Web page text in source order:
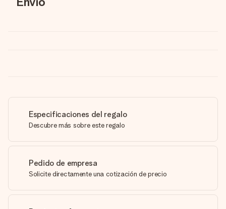
Especificaciones del regalo
Descubre más sobre este regalo
Pedido de empresa
Solicite directamente una cotización de precio